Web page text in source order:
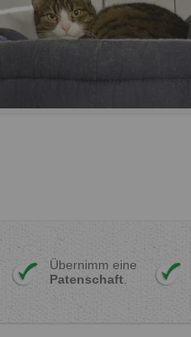
Übernimm eine
Patenschaft